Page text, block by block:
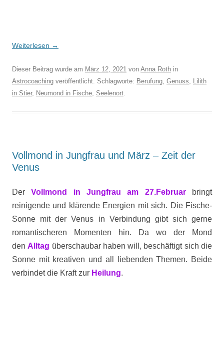
Weiterlesen →
Dieser Beitrag wurde am März 12, 2021 von Anna Roth in
Astrocoaching veröffentlicht. Schlagworte: Berufung, Genuss, Lilith
in Stier, Neumond in Fische, Seelenort.
Vollmond in Jungfrau und März – Zeit der
Venus
DerVollmond in Jungfrau am 27.Februar
bringt
reinigende und klärende Energien mit sich. Die Fische-
Sonne mit der Venus in Verbindung gibt sich gerne
romantischeren Momenten hin. Da wo der Mond
denAlltag überschaubar haben will, beschäftigt sich die
Sonne mit kreativen und all liebenden Themen. Beide
verbindet die Kraft zur Heilung.